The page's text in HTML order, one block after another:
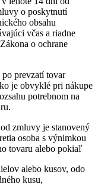
o poskytnutí
obsahu
včas a riadne
o ochrane
prevzatí tovar
je obvyklé pri nákupe
potrebnom na
zmluvy je stanovený
osoba s výnimkou
tovaru alebo pokiaľ
alebo kusov, odo
kusu,